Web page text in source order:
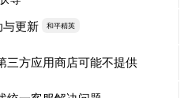
与更新 和平精英
三方应用商店可能不提供